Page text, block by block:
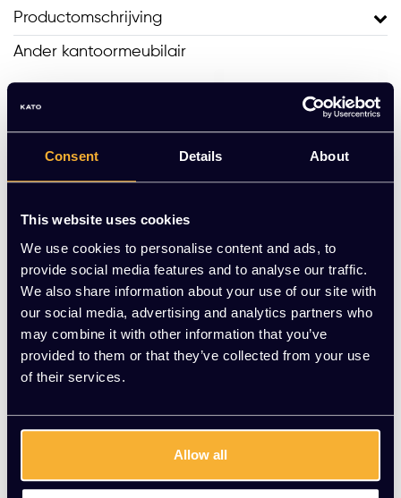
Consent Details About
This website uses cookies
We use cookies to personalise content and ads, to
provide social media features and to analyse our traffic.
We also share information about your use of our site with
our social media, advertising and analytics partners who
may combine it with other information that you’ve
provided to them or that they’ve collected from your use
of their services.
Allow all
Productomschrijving
Ander kantoormeubilair
Best Verkocht!
Vergadertafel Big Bos
s
EUR 945,00 Excl. btw
(1.143,45 Incl. btw)
Meerdere varianten beschikbaar
Ovalen vergadertafel
met kruispoot
EUR 1.369,00 Excl.
btw